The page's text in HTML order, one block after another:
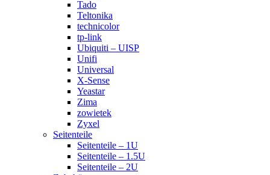
Tado
Teltonika
technicolor
tp-link
Ubiquiti – UISP
Unifi
Universal
X-Sense
Yeastar
Zima
zowietek
Zyxel
Seitenteile
Seitenteile – 1U
Seitenteile – 1.5U
Seitenteile – 2U